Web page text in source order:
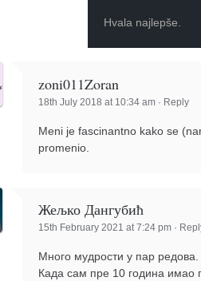
Hvala najlepše.
zoni011Zoran
18th July 2018 at 10:34 am · Reply
Meni je fascinantno kako se
promenio.
Жељко Дангубић
15th February 2021 at 7:24 pm ·
Много мудрости у пар редова.
Када сам пре 10 година имао